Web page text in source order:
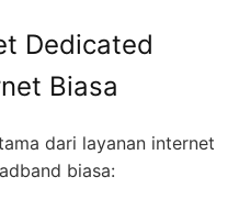
Dedicated
Biasa
dari layanan internet
biasa: